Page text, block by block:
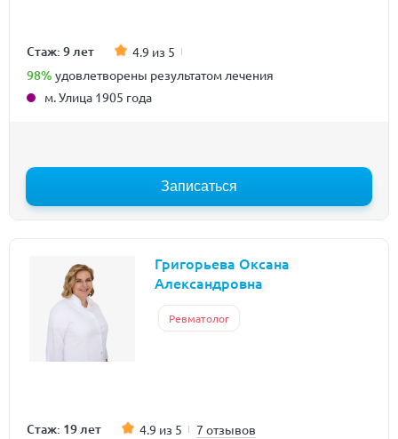
Стаж: 9 лет 4.9 из 5
98% удовлетворены результатом лечения
м. Улица 1905 года
Записаться
Григорьева Оксана
Александровна
Ревматолог
Стаж: 19 лет 4.9 из 5 7 отзывов